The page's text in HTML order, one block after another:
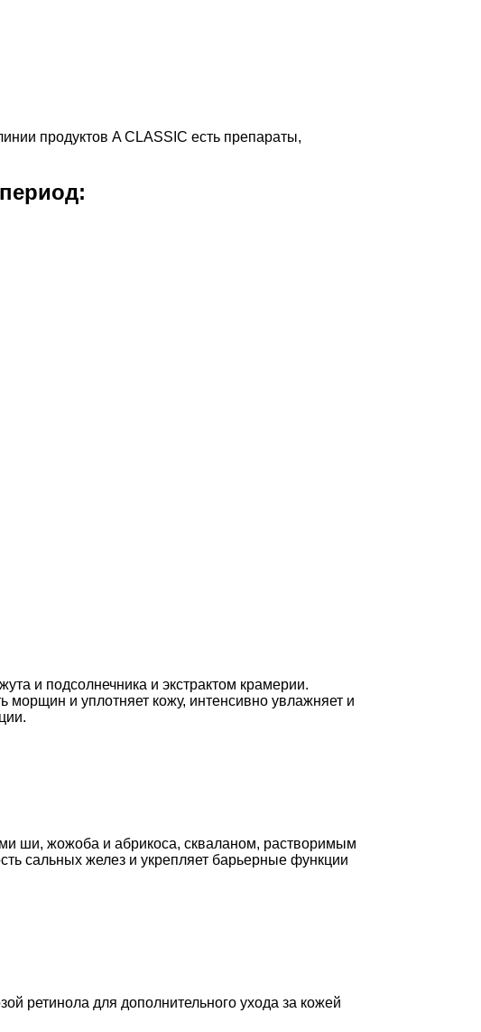
продуктов A CLASSIC есть препараты,
и подсолнечника и экстрактом крамерии.
и уплотняет кожу, интенсивно увлажняет и
ши, жожоба и абрикоса, скваланом, растворимым
сальных желез и укрепляет барьерные функции
ретинола для дополнительного ухода за кожей